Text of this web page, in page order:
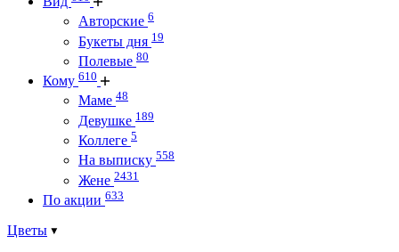
Авторские 6
Букеты дня 19
Полевые 80
Кому 610
Маме 48
Девушке 189
Коллеге 5
На выписку 558
Жене 2431
По акции 633
Цветы